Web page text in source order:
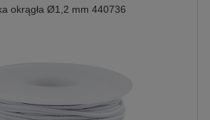
okrągła Ø1,2 mm 440736